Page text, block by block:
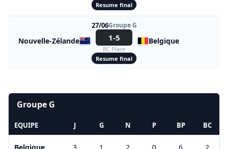
Resume final
27/06Groupe G
Nouvelle-Zélande 1-5
BC Place
Belgique
Resume final
Groupe G
EQUIPE J G N P BP BC